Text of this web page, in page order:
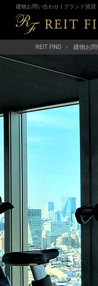
建物お問い合わせ | ブランド賃貸
REIT FIND 建物お